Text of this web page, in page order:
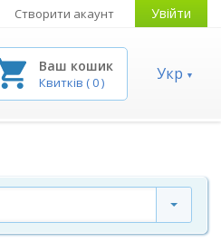
Створити акаунт Увійти
Ваш кошик
Квитків (0) Укр